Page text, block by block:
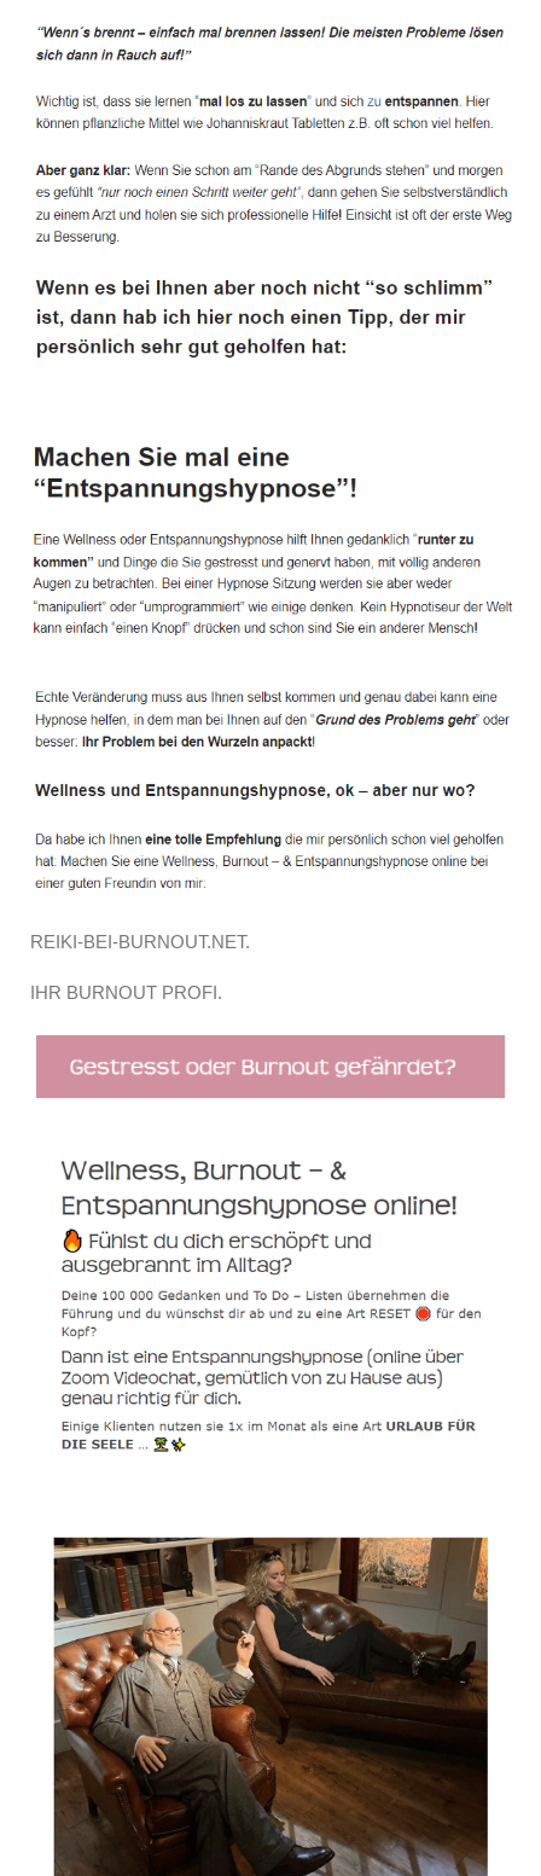
REIKI-BEI-BURNOUT.NET.
IHR BURNOUT PROFI.